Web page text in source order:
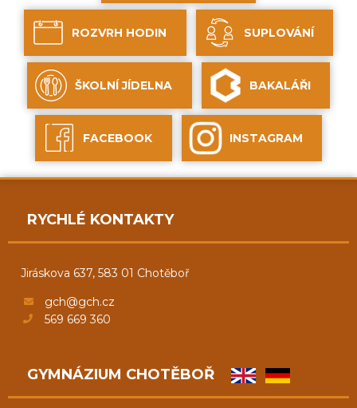
ROZVRH HODIN SUPLOVÁNÍ
ŠKOLNÍ JÍDELNA BAKALÁŘI
FACEBOOK INSTAGRAM
RYCHLÉ KONTAKTY
Jiráskova 637, 583 01 Chotěboř
gch@gch.cz
569 669 360
GYMNÁZIUM CHOTĚBOŘ